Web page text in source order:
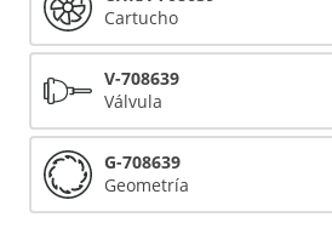
Cartucho
V-708639
Válvula
G-708639
Geometría